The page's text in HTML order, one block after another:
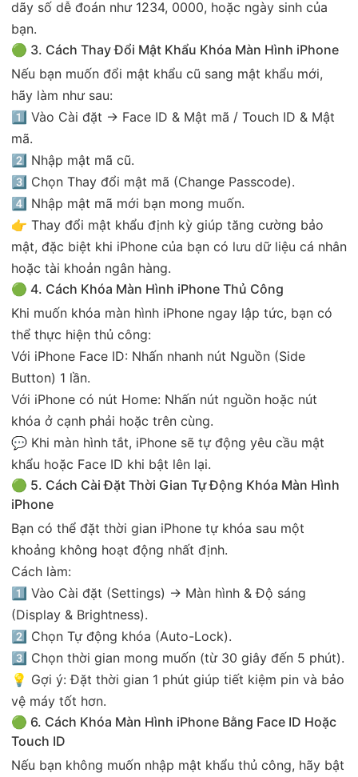
dãy số dễ đoán như 1234, 0000, hoặc ngày sinh của
bạn.
🟢 3. Cách Thay Đổi Mật Khẩu Khóa Màn Hình iPhone
Nếu bạn muốn đổi mật khẩu cũ sang mật khẩu mới,
hãy làm như sau:
1️⃣ Vào Cài đặt → Face ID & Mật mã / Touch ID & Mật
mã.
2️⃣ Nhập mật mã cũ.
3️⃣ Chọn Thay đổi mật mã (Change Passcode).
4️⃣ Nhập mật mã mới bạn mong muốn.
👉 Thay đổi mật khẩu định kỳ giúp tăng cường bảo
mật, đặc biệt khi iPhone của bạn có lưu dữ liệu cá nhân
hoặc tài khoản ngân hàng.
🟢 4. Cách Khóa Màn Hình iPhone Thủ Công
Khi muốn khóa màn hình iPhone ngay lập tức, bạn có
thể thực hiện thủ công:
Với iPhone Face ID: Nhấn nhanh nút Nguồn (Side
Button) 1 lần.
Với iPhone có nút Home: Nhấn nút nguồn hoặc nút
khóa ở cạnh phải hoặc trên cùng.
💬 Khi màn hình tắt, iPhone sẽ tự động yêu cầu mật
khẩu hoặc Face ID khi bật lên lại.
🟢 5. Cách Cài Đặt Thời Gian Tự Động Khóa Màn Hình
iPhone
Bạn có thể đặt thời gian iPhone tự khóa sau một
khoảng không hoạt động nhất định.
Cách làm:
1️⃣ Vào Cài đặt (Settings) → Màn hình & Độ sáng
(Display & Brightness).
2️⃣ Chọn Tự động khóa (Auto-Lock).
3️⃣ Chọn thời gian mong muốn (từ 30 giây đến 5 phút).
💡 Gợi ý: Đặt thời gian 1 phút giúp tiết kiệm pin và bảo
vệ máy tốt hơn.
🟢 6. Cách Khóa Màn Hình iPhone Bằng Face ID Hoặc
Touch ID
Nếu bạn không muốn nhập mật khẩu thủ công, hãy bật